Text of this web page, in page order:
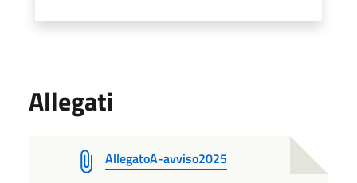
Allegati
AllegatoA-avviso2025